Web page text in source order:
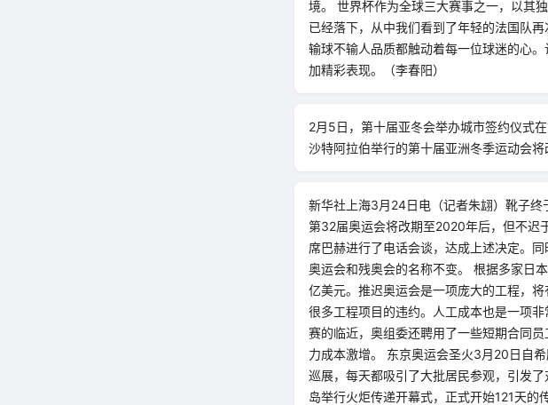
境。 世界杯作为全球三大赛事之一，以其
已经落下，从中我们看到了年轻的法国队
输球不输人品质都触动着每一位球迷的心
加精彩表现。（李春阳）
2月5日，第十届亚冬会举办城市签约仪式
沙特阿拉伯举行的第十届亚洲冬季运动会
新华社上海3月24日电（记者朱翃）靴子
第32届奥运会将改期至2020年后，但不迟
席巴赫进行了电话会谈，达成上述决定。
奥运会和残奥会的名称不变。 根据多家日
亿美元。推迟奥运会是一项庞大的工程，
很多工程项目的违约。人工成本也是一项
赛的临近，奥组委还聘用了一些短期合同
力成本激增。 东京奥运会圣火3月20日自
巡展，每天都吸引了大批居民参观，引发
岛举行火炬传递开幕式，正式开始121天的